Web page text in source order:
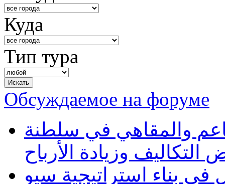
Куда
Тип тура
Обсуждаемое на форуме
والمقاهي في سلطنة
وزيادة الأرباح
بناء استراتيجية سيو